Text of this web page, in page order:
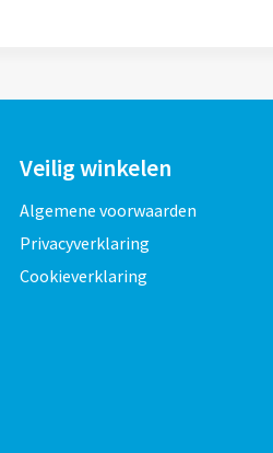
Veilig winkelen
Algemene voorwaarden
Privacyverklaring
Cookieverklaring